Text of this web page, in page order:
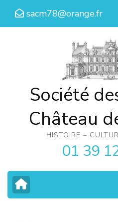
Aller
sacm78@orange.fr
Société
Château
HISTOIRE –
01 39